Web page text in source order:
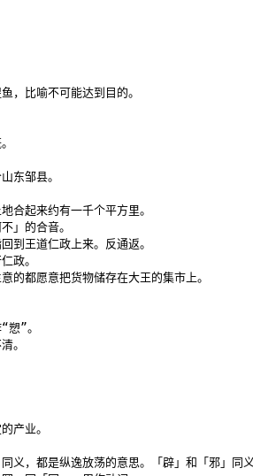
，比喻不可能达到目的。
东邹县。
合起来约有一千个平方里。
」的合音。
到王道仁政上来。反通返。
政。
的都愿意把货物储存在大王的集市上。
愬”。
。
产业。
义，都是纵逸放荡的意思。「辟」和「邪」同